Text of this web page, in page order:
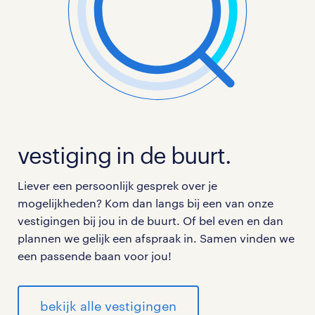
drenthe college
Daarnaast zijn er nog veel meer scholen die
direct bij de contactpersonen van Randstad vragen
die onderaan deonderwijs vacatures staan.
vestiging in de buurt.
Liever een persoonlijk gesprek over je
mogelijkheden? Kom dan langs bij een van onze
vestigingen bij jou in de buurt. Of bel even en dan
plannen we gelijk een afspraak in. Samen vinden we
een passende baan voor jou!
bekijk alle vestigingen